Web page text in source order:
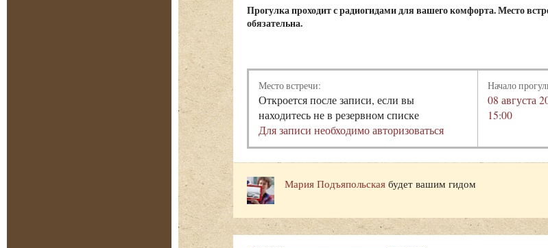
Прогулка проходит с радиогидами для вашего комфорта. Место
обязательна.
Место встречи:
Откроется после записи, если вы
находитесь не в резервном списке
Для записи необходимо авторизоваться
Начало
08 августа
15:00
Мария Подъяпольская будет вашим гидом